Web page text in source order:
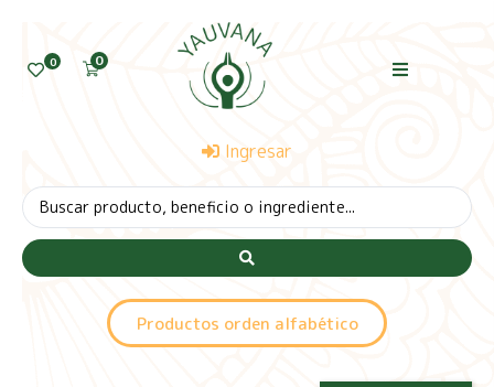
0 0
Ingresar
Productos orden alfabético